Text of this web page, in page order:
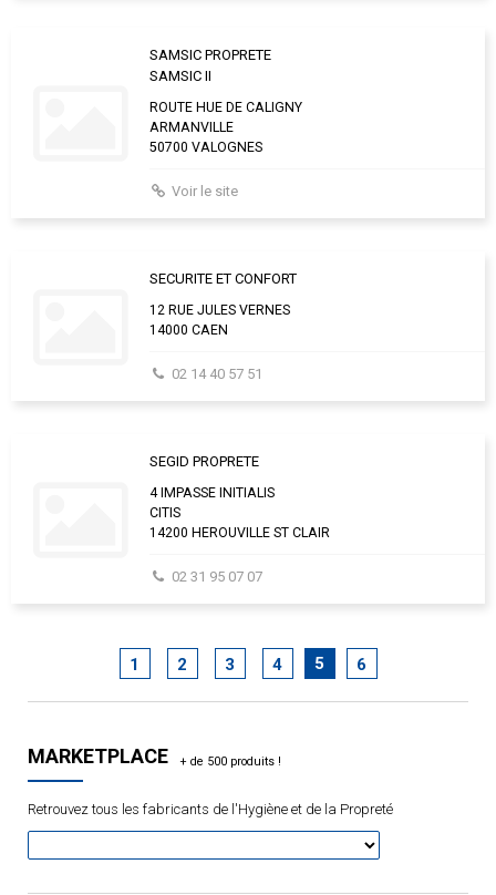
SAMSIC PROPRETE
SAMSIC II
ROUTE HUE DE CALIGNY
ARMANVILLE
50700 VALOGNES
Voir le site
SECURITE ET CONFORT
12 RUE JULES VERNES
14000 CAEN
02 14 40 57 51
SEGID PROPRETE
4 IMPASSE INITIALIS
CITIS
14200 HEROUVILLE ST CLAIR
02 31 95 07 07
1 2 3 4 5 6
MARKETPLACE
Retrouvez tous les fabricants de l'Hygiène et de la Propreté